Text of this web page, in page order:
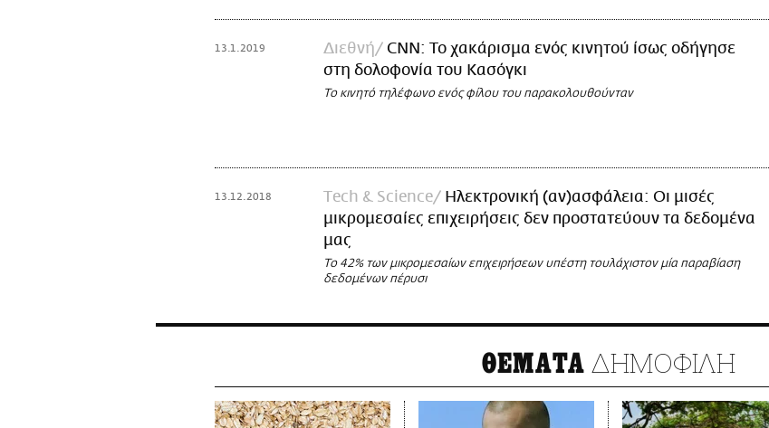
13.1.2019 Διεθνή
CNN: Το χακάρισμα ενός κινητού ίσως οδήγησε
στη δολοφονία του Κασόγκι
Το κινητό τηλέφωνο ενός φίλου του παρακολουθούνταν
13.12.2018 Τech & Science
Ηλεκτρονική (αν)ασφάλεια: Οι μισές
μικρομεσαίες επιχειρήσεις δεν προστατεύουν τα δεδομένα
μας
Tο 42% των μικρομεσαίων επιχειρήσεων υπέστη τουλάχιστον μία παραβίαση
δεδομένων πέρυσι
ΘΕΜΑΤΑ ΔΗΜΟΦΙΛΗ